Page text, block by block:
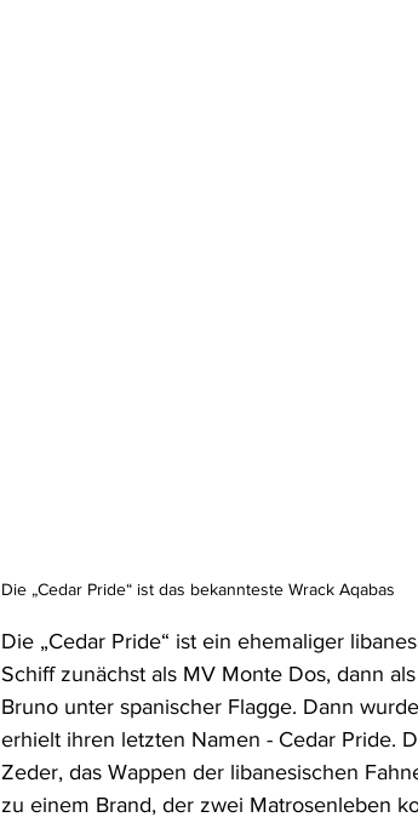
Die „Cedar Pride“ ist das bekannteste Wrack Aqabas
Die „Cedar Pride“ ist ein ehemaliger
Schiff zunächst als MV Monte Dos, dann
Bruno unter spanischer Flagge. Dann
erhielt ihren letzten Namen - Cedar Pride.
Zeder, das Wappen der libanesischen
zu einem Brand, der zwei Matrosenleben